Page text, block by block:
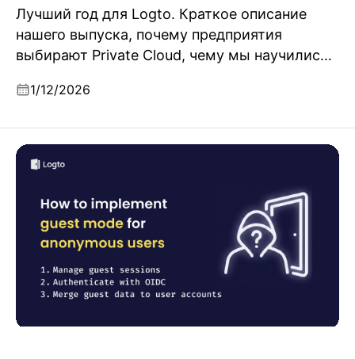
Лучший год для Logto. Краткое описание
нашего выпуска, почему предприятия
выбирают Private Cloud, чему мы научились
году.
1/12/2026
Как реализовать гостевой режим (анонимные
пользователи) и перевод в пользователей Logto